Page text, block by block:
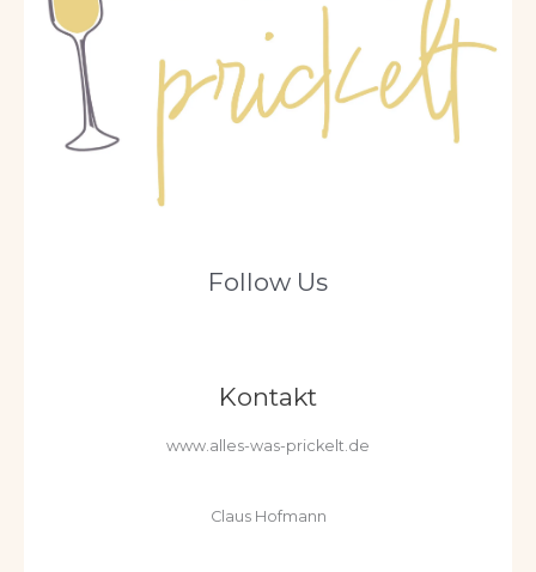
Follow Us
Kontakt
www.alles-was-prickelt.de
Claus Hofmann